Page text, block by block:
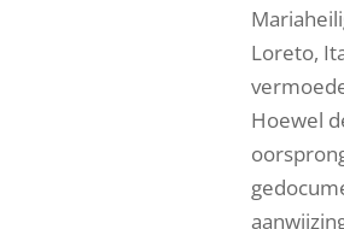
Loreto,
Hoewel